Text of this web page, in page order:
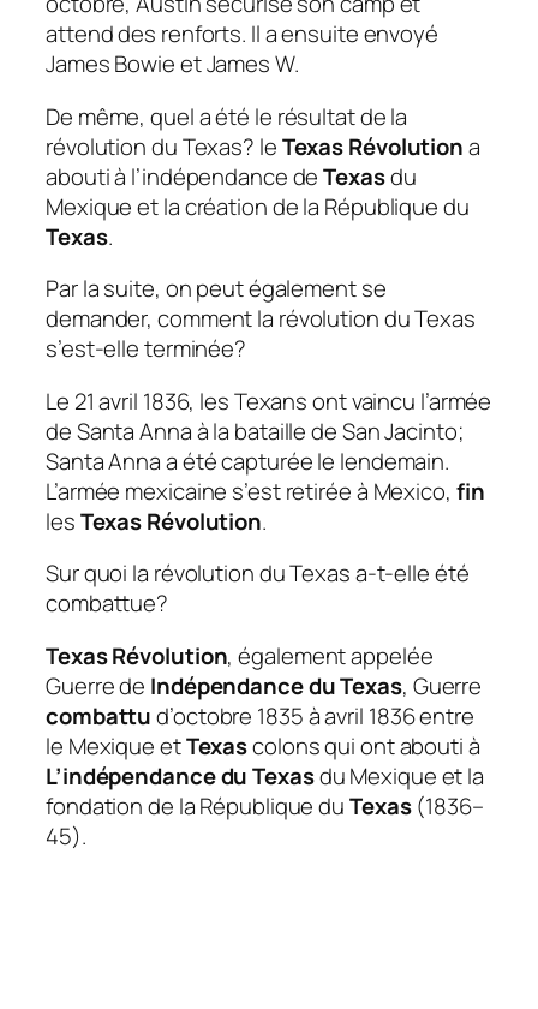
attend des renforts. Il a ensuite envoyé
James Bowie et James W.
De même, quel a été le résultat de la
révolution du Texas? leTexas Révolutiona
abouti à l’indépendance deTexasdu
Mexique et la création de la République du
Texas.
Par la suite, on peut également se
demander, comment la révolution du Texas
s’est-elle terminée?
Le 21 avril 1836, les Texans ont vaincu l’armée
de Santa Anna à la bataille de San Jacinto;
Santa Anna a été capturée le lendemain.
L’armée mexicaine s’est retirée à Mexico, fin
lesTexas Révolution.
Sur quoi la révolution du Texas a-t-elle été
combattue?
Texas Révolution, également appelée
Guerre de Indépendance du Texas, Guerre
combattud’octobre 1835 à avril 1836 entre
le Mexique etTexascolons qui ont abouti à
L’indépendance du Texasdu Mexique et la
fondation de la République duTexas(1836–
45).